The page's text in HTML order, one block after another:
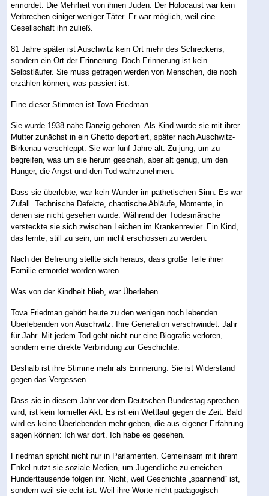
ermordet. Die Mehrheit von ihnen Juden. Der Holocaust war kein
Verbrechen einiger weniger Täter. Er war möglich, weil eine
Gesellschaft ihn zuließ.
81 Jahre später ist Auschwitz kein Ort mehr des Schreckens,
sondern ein Ort der Erinnerung. Doch Erinnerung ist kein
Selbstläufer. Sie muss getragen werden von Menschen, die noch
erzählen können, was passiert ist.
Eine dieser Stimmen ist Tova Friedman.
Sie wurde 1938 nahe Danzig geboren. Als Kind wurde sie mit ihrer
Mutter zunächst in ein Ghetto deportiert, später nach Auschwitz-
Birkenau verschleppt. Sie war fünf Jahre alt. Zu jung, um zu
begreifen, was um sie herum geschah, aber alt genug, um den
Hunger, die Angst und den Tod wahrzunehmen.
Dass sie überlebte, war kein Wunder im pathetischen Sinn. Es war
Zufall. Technische Defekte, chaotische Abläufe, Momente, in
denen sie nicht gesehen wurde. Während der Todesmärsche
versteckte sie sich zwischen Leichen im Krankenrevier. Ein Kind,
das lernte, still zu sein, um nicht erschossen zu werden.
Nach der Befreiung stellte sich heraus, dass große Teile ihrer
Familie ermordet worden waren.
Was von der Kindheit blieb, war Überleben.
Tova Friedman gehört heute zu den wenigen noch lebenden
Überlebenden von Auschwitz. Ihre Generation verschwindet. Jahr
für Jahr. Mit jedem Tod geht nicht nur eine Biografie verloren,
sondern eine direkte Verbindung zur Geschichte.
Deshalb ist ihre Stimme mehr als Erinnerung. Sie ist Widerstand
gegen das Vergessen.
Dass sie in diesem Jahr vor dem Deutschen Bundestag sprechen
wird, ist kein formeller Akt. Es ist ein Wettlauf gegen die Zeit. Bald
wird es keine Überlebenden mehr geben, die aus eigener Erfahrung
sagen können: Ich war dort. Ich habe es gesehen.
Friedman spricht nicht nur in Parlamenten. Gemeinsam mit ihrem
Enkel nutzt sie soziale Medien, um Jugendliche zu erreichen.
Hunderttausende folgen ihr. Nicht, weil Geschichte „spannend“ ist,
sondern weil sie echt ist. Weil ihre Worte nicht pädagogisch